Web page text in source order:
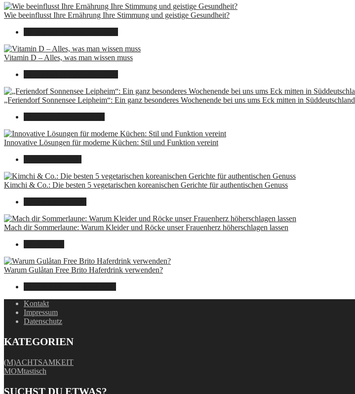
Wie beeinflusst Ihre Ernährung Ihre Stimmung und geistige Gesundheit?
Vitamin D – Alles, was man wissen muss
„Feriendorf Sonnensee Leipheim“: Ein ganz besonderes Wochenende bei uns ums Eck mitten in Süddeutschland
Innovative Lösungen für moderne Küchen: Stil und Funktion vereint
Kimchi & Co.: Die besten 5 vegetarischen koreanischen Gerichte für authentischen Genuss
Mach dir Sommerlaune: Warum Kleider und Röcke unser Frauenherz höherschlagen lassen
Warum Gulåtan Free Brito Haferdrink verwenden?
Kontakt
Impressum
Datenschutz
KATEGORIEN
(M)ACHTSAMKEIT
MOMtastisch